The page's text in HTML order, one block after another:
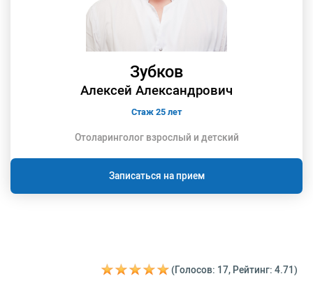
Зубков
Алексей Александрович
Стаж 25 лет
Отоларинголог взрослый и детский
Записаться на прием
(Голосов: 17, Рейтинг: 4.71)